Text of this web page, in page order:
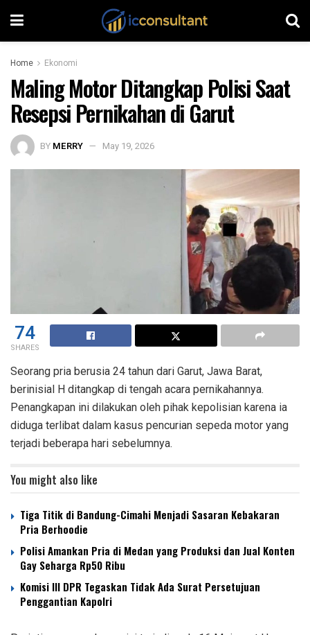
Home Ekonomi
Maling Motor Ditangkap Polisi Saat
Resepsi Pernikahan di Garut
BY MERRY May 19, 2026
74
SHARES
Seorang pria berusia 24 tahun dari Garut, Jawa Barat,
berinisial H ditangkap di tengah acara pernikahannya.
Penangkapan ini dilakukan oleh pihak kepolisian karena ia
diduga terlibat dalam kasus pencurian sepeda motor yang
terjadi beberapa hari sebelumnya.
You might also like
Tiga Titik di Bandung-Cimahi Menjadi Sasaran Kebakaran
Pria Berhoodie
Polisi Amankan Pria di Medan yang Produksi dan Jual Konten
Gay Seharga Rp50 Ribu
Komisi III DPR Tegaskan Tidak Ada Surat Persetujuan
Penggantian Kapolri